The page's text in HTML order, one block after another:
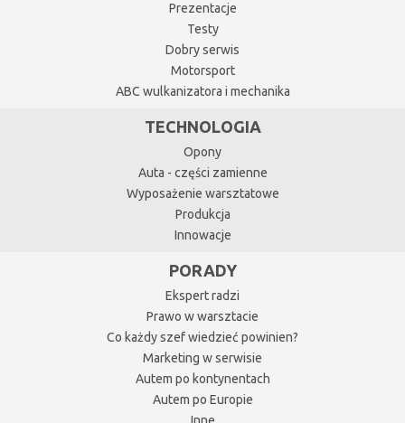
Prezentacje
Testy
Dobry serwis
Motorsport
ABC wulkanizatora i mechanika
TECHNOLOGIA
Opony
Auta - części zamienne
Wyposażenie warsztatowe
Produkcja
Innowacje
PORADY
Ekspert radzi
Prawo w warsztacie
Co każdy szef wiedzieć powinien?
Marketing w serwisie
Autem po kontynentach
Autem po Europie